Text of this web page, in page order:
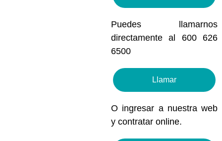
Puedes llamarnos
directamente al 600 626
6500
Llamar
O ingresar a nuestra web
y contratar online.